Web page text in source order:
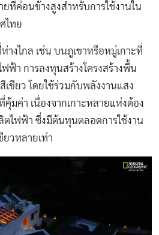
ยที่ค่อนข้างสูงสำหรับการใช้งานใน
ไทย
างไกล เช่น บนภูเขาหรือหมู่เกาะที่
ฟฟ้า การลงทุนสร้างโครงสร้างพื้น
เขียว โดยใช้ร่วมกับพลังงานแสง
คุ้มค่า เนื่องจากเกาะหลายแห่งต้อง
ตไฟฟ้า ซึ่งมีต้นทุนตลอดการใช้งาน
ยวหลายเท่า